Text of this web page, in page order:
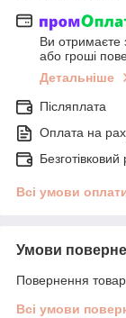
Ви отримаєте
або гроші
Детальніше
Післяплата
Оплата на
Всі умови
Умови
Повернення
Всі умови